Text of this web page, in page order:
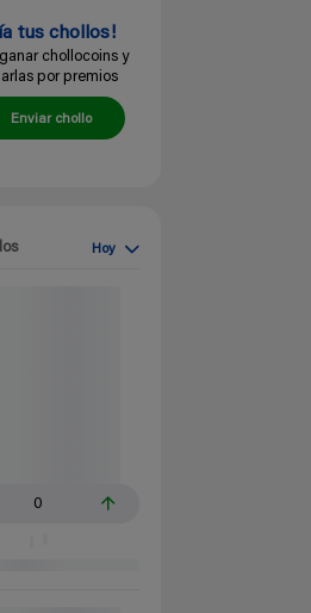
tus chollos!
chollocoins y
por premios
Enviar chollo
Hoy
0